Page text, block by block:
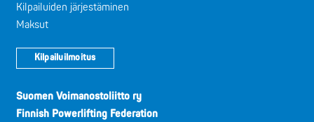
Kilpailuiden järjestäminen
Maksut
Kilpailuilmoitus
Suomen Voimanostoliitto ry
Finnish Powerlifting Federation